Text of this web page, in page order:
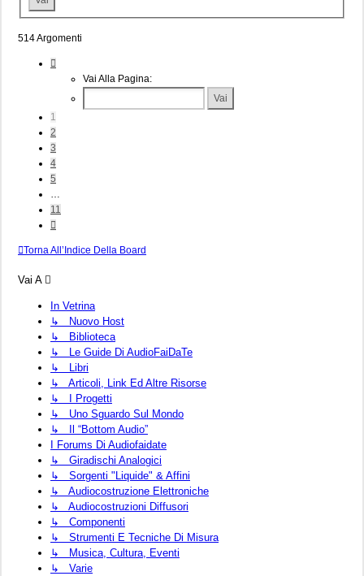
514 Argomenti
Vai Alla Pagina:
1
2
3
4
5
…
11
Torna All’Indice Della Board
Vai A
In Vetrina
↳ Nuovo Host
↳ Biblioteca
↳ Le Guide Di AudioFaiDaTe
↳ Libri
↳ Articoli, Link Ed Altre Risorse
↳ I Progetti
↳ Uno Sguardo Sul Mondo
↳ Il “Bottom Audio”
I Forums Di Audiofaidate
↳ Giradischi Analogici
↳ Sorgenti "liquide" & Affini
↳ Audiocostruzione Elettroniche
↳ Audiocostruzioni Diffusori
↳ Componenti
↳ Strumenti E Tecniche Di Misura
↳ Musica, Cultura, Eventi
↳ Varie